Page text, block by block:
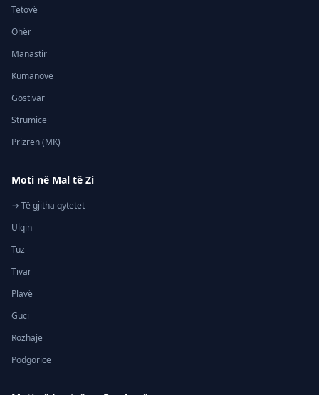
Tetovë
Ohër
Manastir
Kumanovë
Gostivar
Strumicë
Prizren (MK)
Moti në Mal të Zi
→ Të gjitha qytetet
Ulqin
Tuz
Tivar
Plavë
Guci
Rozhajë
Podgoricë